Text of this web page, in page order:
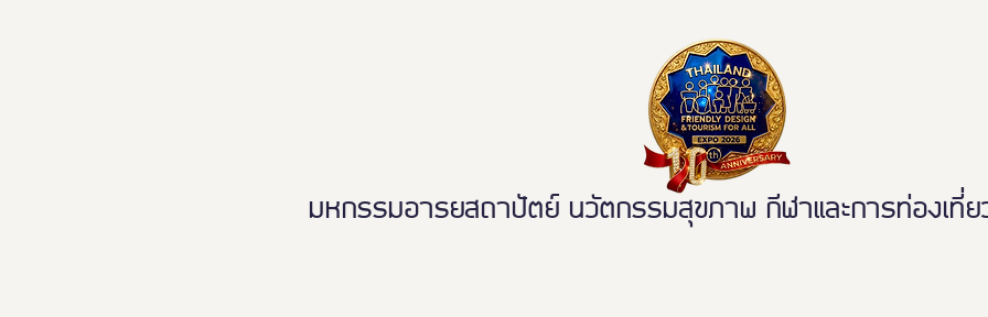
มหกรรมอารยสถาปัตย์ นวัตกรรมสุขภาพ กีฬาและการท่องเที่ย